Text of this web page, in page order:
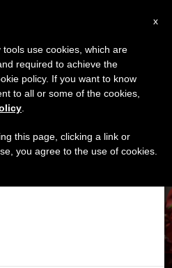
‘Latino
×
agosto haremos la pausa
en el periodo de verano
y también el
x
use cookies, which are
required to achieve the
policy. If you want to know
to all or some of the cookies,
this page, clicking a link or
you agree to the use of cookies.